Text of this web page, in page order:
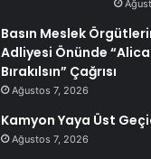
Basın Meslek
Adliyesi Önünde
Bırakılsın” Çağrısı
Ağustos 7, 2026
Kamyon Yaya Üst
Ağustos 7, 2026